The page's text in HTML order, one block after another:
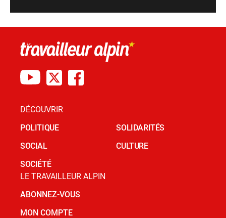
DÉCOUVRIR
POLITIQUE
SOCIAL
SOCIÉTÉ
SOLIDARITÉS
CULTURE
LE TRAVAILLEUR ALPIN
ABONNEZ-VOUS
MON COMPTE